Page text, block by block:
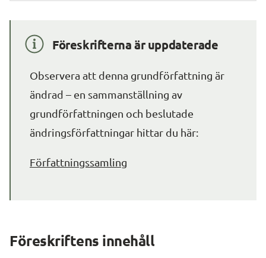
Föreskrifterna är uppdaterade
Observera att denna grundförfattning är
ändrad – en sammanställning av
grundförfattningen och beslutade
ändringsförfattningar hittar du här:
Författningssamling
Föreskriftens innehåll